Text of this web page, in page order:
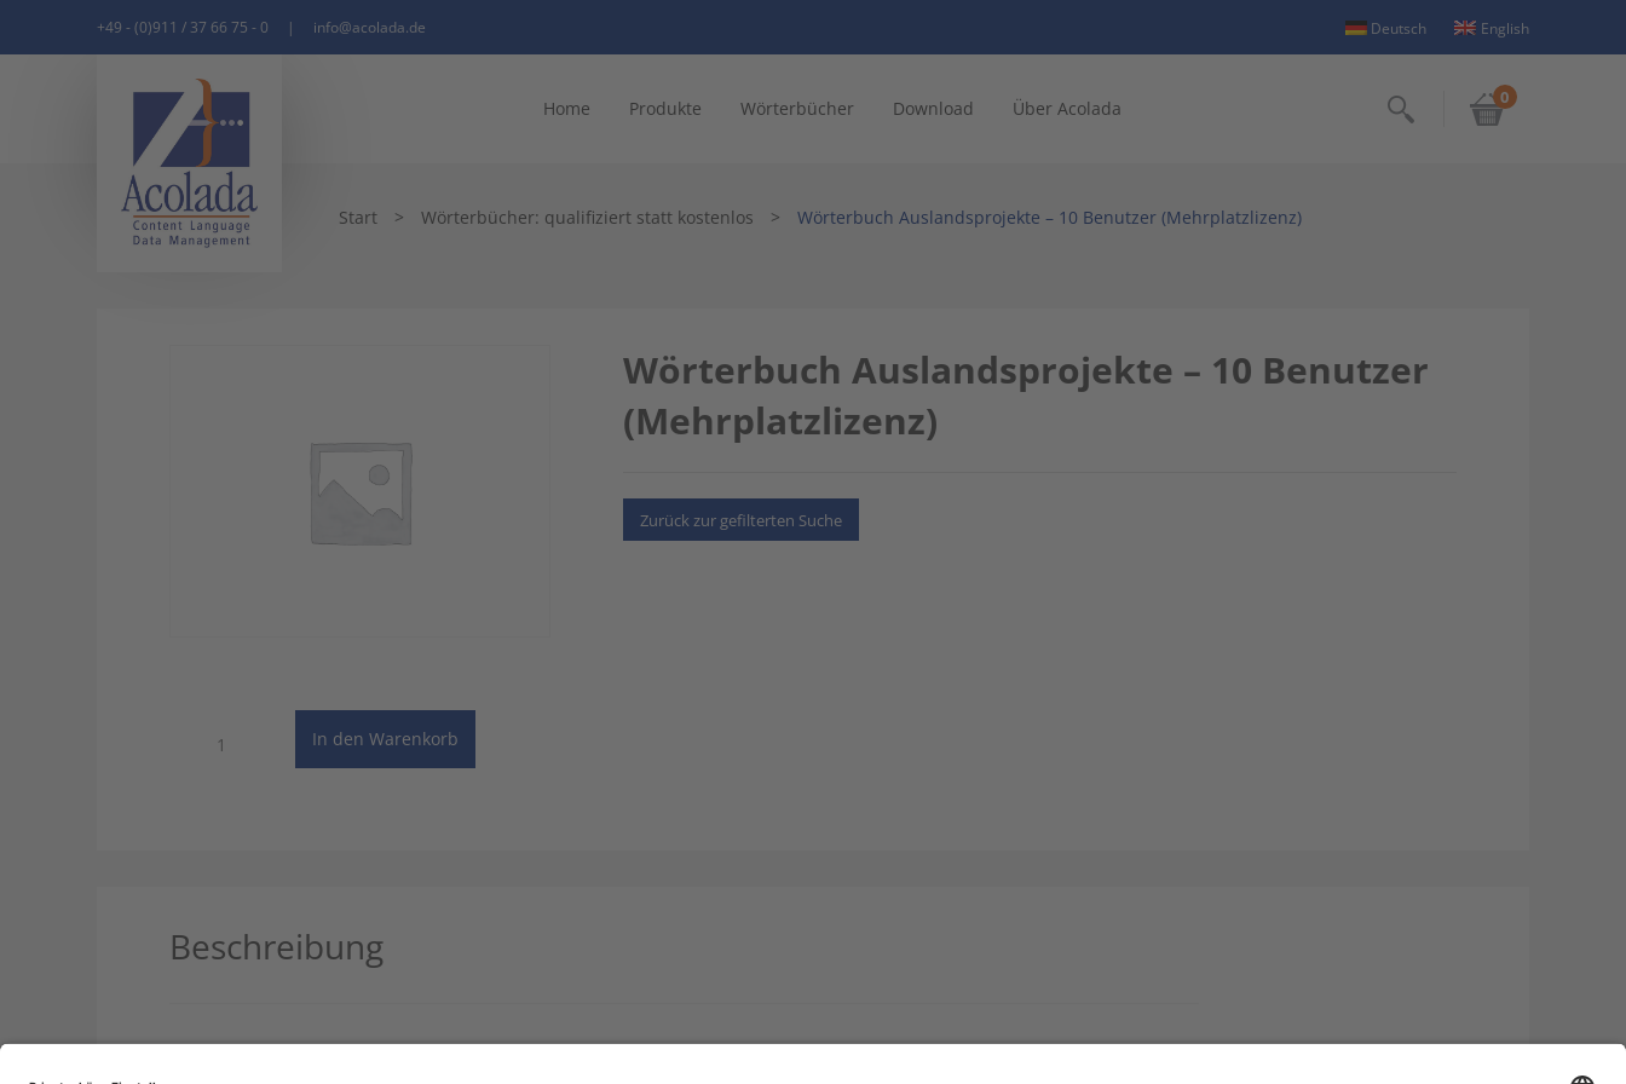
+49 - (0)911 / 37 66 75 - 0 | info@acolada.de Deutsch English
Home Produkte Wörterbücher Download Über Acolada Suchen
0
Start > Wörterbücher: qualifiziert statt kostenlos > Wörterbuch Auslandsprojekte – 10 Benutzer (Mehrplatzlizenz)
Wörterbuch Auslandsprojekte – 10 Benutzer
(Mehrplatzlizenz)
Zurück zur gefilterten Suche
Auslandsprojekte
In den Warenkorb
Beschreibung